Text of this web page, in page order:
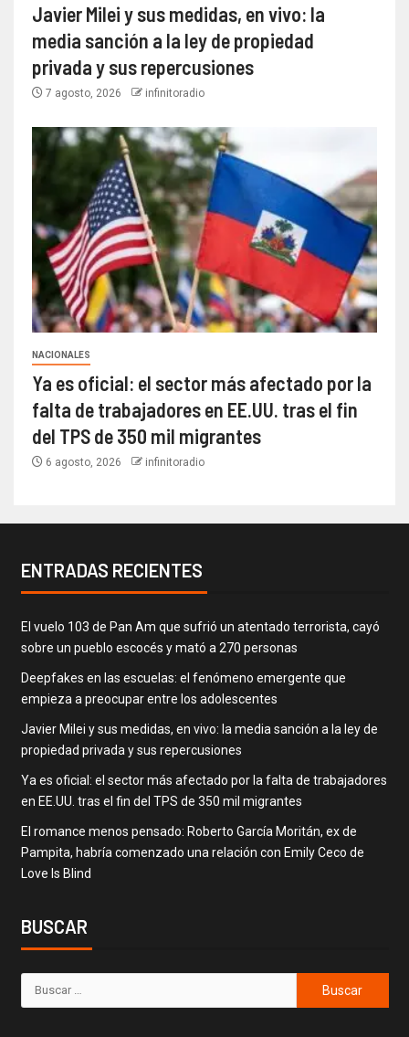
Javier Milei y sus medidas, en vivo: la
media sanción a la ley de propiedad
privada y sus repercusiones
7 agosto, 2026 infinitoradio
NACIONALES
Ya es oficial: el sector más afectado por la
falta de trabajadores en EE.UU. tras el fin
del TPS de 350 mil migrantes
6 agosto, 2026 infinitoradio
ENTRADAS RECIENTES
El vuelo 103 de Pan Am que sufrió un atentado terrorista, cayó
sobre un pueblo escocés y mató a 270 personas
Deepfakes en las escuelas: el fenómeno emergente que
empieza a preocupar entre los adolescentes
Javier Milei y sus medidas, en vivo: la media sanción a la ley de
propiedad privada y sus repercusiones
Ya es oficial: el sector más afectado por la falta de trabajadores
en EE.UU. tras el fin del TPS de 350 mil migrantes
El romance menos pensado: Roberto García Moritán, ex de
Pampita, habría comenzado una relación con Emily Ceco de
Love Is Blind
BUSCAR